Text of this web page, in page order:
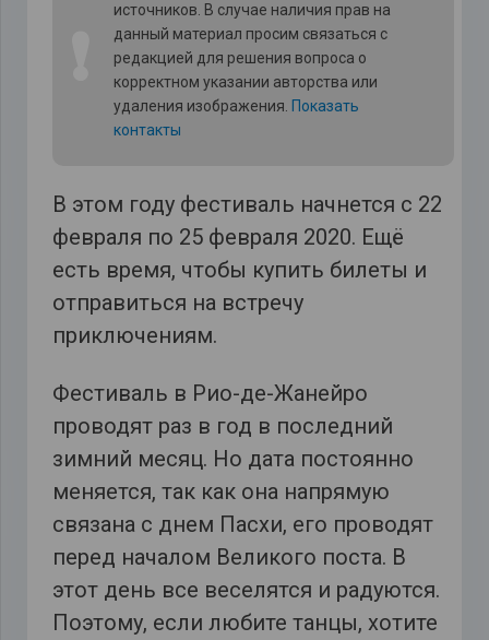
источников. В случае наличия прав на
данный материал просим связаться с
редакцией для решения вопроса о
корректном указании авторства или
удаления изображения. Показать
контакты
В этом году фестиваль начнется с 22
февраля по 25 февраля 2020. Ещё
есть время, чтобы купить билеты и
отправиться на встречу
приключениям.
Фестиваль в Рио-де-Жанейро
проводят раз в год в последний
зимний месяц. Но дата постоянно
меняется, так как она напрямую
связана с днем Пасхи, его проводят
перед началом Великого поста. В
этот день все веселятся и радуются.
Поэтому, если любите танцы, хотите